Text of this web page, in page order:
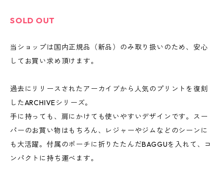
SOLD OUT
当ショップは国内正規品（新品）のみ取り扱いのため、安心
してお買い求め頂けます。
過去にリリースされたアーカイブから人気のプリントを復刻
したARCHIVEシリーズ。
手に持っても、肩にかけても使いやすいデザインです。スー
パーのお買い物はもちろん、レジャーやジムなどのシーンに
も大活躍。付属のポーチに折りたたんだBAGGUを入れて、コ
ンパクトに持ち運べます。